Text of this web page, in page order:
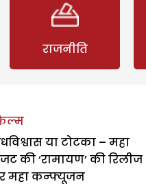
राजनीति
या टोटका – महा
की ‘रामायण’ की रिलीज
महा कन्फ्यूजन